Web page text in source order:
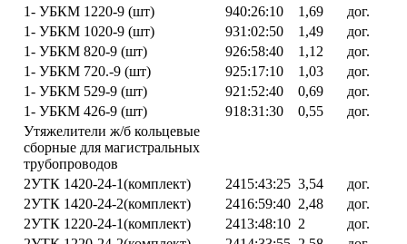
1- УБКМ 1220-9 (шт)
940:26:10 1,69
дог.
1- УБКМ 1020-9 (шт)
931:02:50 1,49
дог.
1- УБКМ 820-9 (шт)
926:58:40 1,12
дог.
1- УБКМ 720.-9 (шт)
925:17:10 1,03
дог.
1- УБКМ 529-9 (шт)
921:52:40 0,69
дог.
1- УБКМ 426-9 (шт)
918:31:30 0,55
дог.
Утяжелители ж/б кольцевые
сборные для магистральных
трубопроводов
2УТК 1420-24-1(комплект)
2415:43:25 3,54
дог.
2УТК 1420-24-2(комплект)
2416:59:40 2,48
дог.
2УТК 1220-24-1(комплект)
2413:48:10 2
дог.